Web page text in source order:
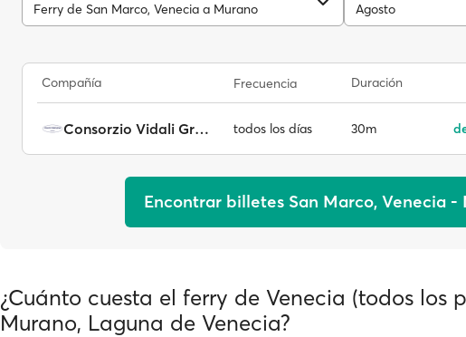
Ferry de San Marco, Venecia a Murano Agosto
Compañía Frecuencia Duración
Consorzio Vidali Group todos los días 30m
Encontrar billetes San Marco, Venecia -
¿Cuánto cuesta el ferry de Venecia (todos los
Murano, Laguna de Venecia?